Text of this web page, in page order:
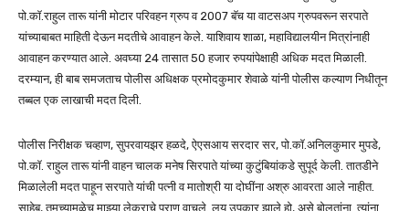
पो.कॉ.राहुल तारू यांनी मोटार परिवहन ग्रुप व 2007 बॅच या वाटसअप ग्रुपवरून सरपाते
यांच्याबाबत माहिती देऊन मदतीचे आवाहन केले. याशिवाय शाळा, महाविद्यालयीन मित्रांनाही
आवाहन करण्यात आले. अवघ्या 24 तासात 50 हजार रुपयांपेक्षाही अधिक मदत मिळाली.
दरम्यान, ही बाब समजताच पोलीस अधिक्षक प्रमोदकुमार शेवाळे यांनी पोलीस कल्याण निधीतून
तब्बल एक लाखाची मदत दिली.
पोलीस निरीक्षक चव्हाण, सुपरवायझर हळदे, ऐएसआय सरदार सर, पो.कॉ.अनिलकुमार मुपडे,
पो.कॉ. राहुल तारू यांनी वाहन चालक मनेष सिरपाते यांच्या कुटुंबियांकडे सुपूर्द केली. तातडीने
मिळालेली मदत पाहून सरपाते यांची पत्नी व मातोश्री या दोघींना अश्रु आवरता आले नाहीत.
साहेब, तुमच्यामुळेच माझ्या लेकराचे प्राण वाचले. लय उपकार झाले हो, असे बोलतांना त्यांना